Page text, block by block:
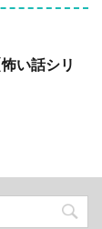
い話シリ